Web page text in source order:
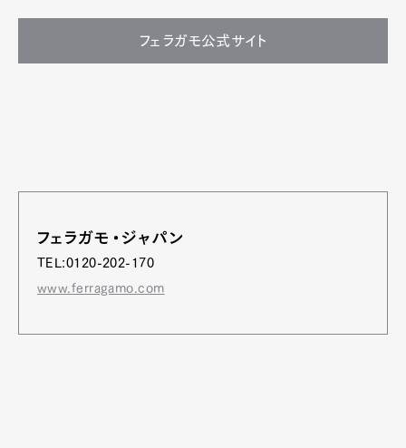
フェラガモ公式サイト
フェラガモ・ジャパン
TEL:0120-202-170
www.ferragamo.com